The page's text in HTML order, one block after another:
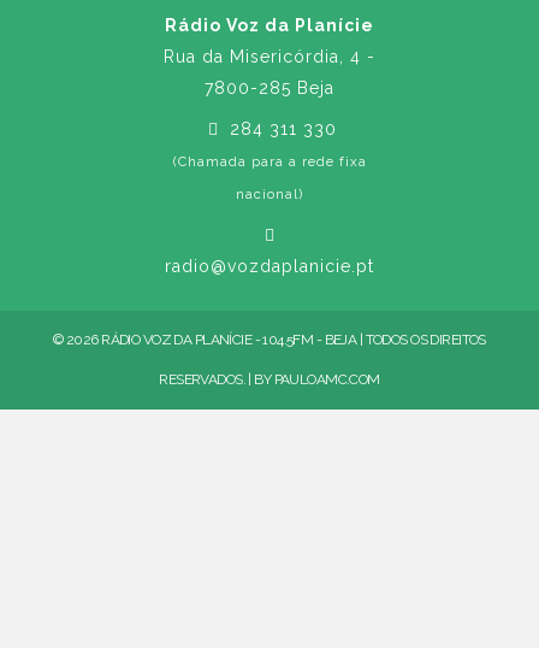
Rádio Voz da Planície
Rua da Misericórdia, 4 -
7800-285 Beja
284 311 330
(Chamada para a rede fixa
nacional)
radio@vozdaplanicie.pt
© 2026 RÁDIO VOZ DA PLANÍCIE - 104.5FM - BEJA | TODOS OS DIREITOS
RESERVADOS. | BY PAULOAMC.COM